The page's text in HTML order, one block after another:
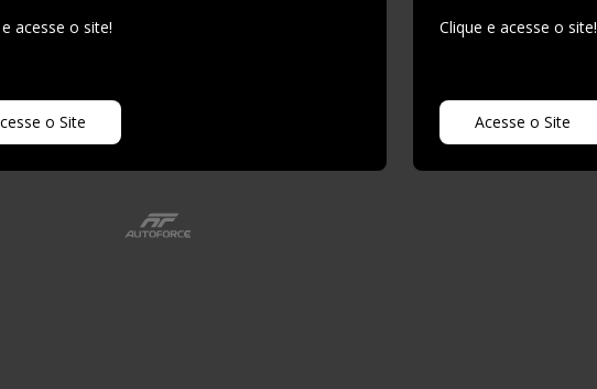
acesse o site!
o Site
Clique e acesse o site!
Acesse o Site